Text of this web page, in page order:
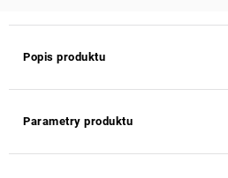
Popis produktu
Parametry produktu